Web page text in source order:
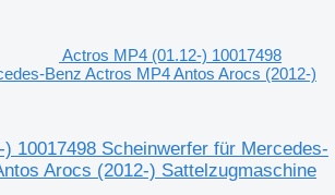
Actros MP4 (01.12-) 10017498
Benz Actros MP4 Antos Arocs (2012-)
10017498 Scheinwerfer für Mercedes-
Arocs (2012-) Sattelzugmaschine